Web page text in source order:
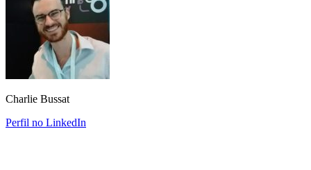
Charlie Bussat
Perfil no LinkedIn